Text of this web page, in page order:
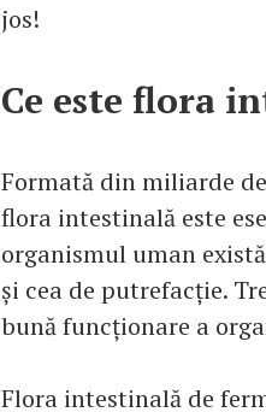
jos!
Ce este flora
Formată din miliarde
flora intestinală este
organismul uman
și cea de putrefacție.
bună funcționare a
Flora intestinală de